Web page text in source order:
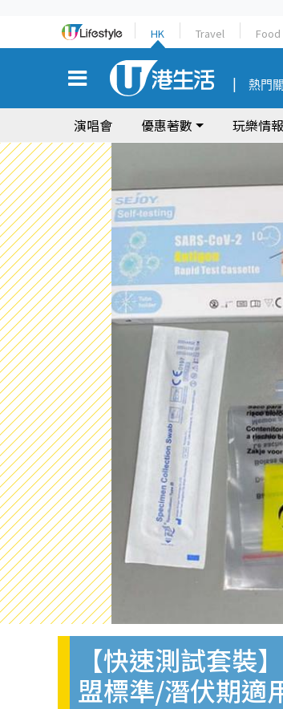
HK Travel Food
熱門
演唱會 優惠著數 玩樂情報
【快速測試套裝
盟標準/潛伏期適